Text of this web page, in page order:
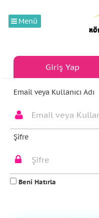
Menü
Giriş Yap
Email veya Kullanıcı Adı
Şifre
Beni Hatırla